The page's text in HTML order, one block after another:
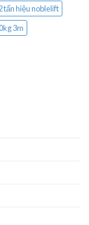
tấn hiệu noblelift
3m